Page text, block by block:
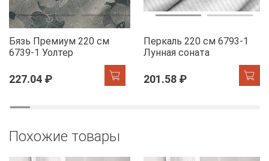
Бязь Премиум 220 см
6739-1 Уолтер
227.04 ₽
Перкаль 220 см 6793-1
Лунная соната
201.58 ₽
Похожие товары